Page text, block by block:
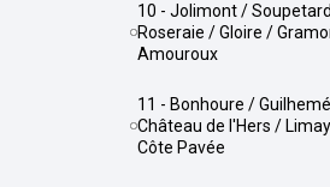
10 - Jolimont / Soupetard /
Roseraie / Gloire /
Amouroux
11 - Bonhoure / Guilheméry /
Château de l'Hers /
Côte Pavée